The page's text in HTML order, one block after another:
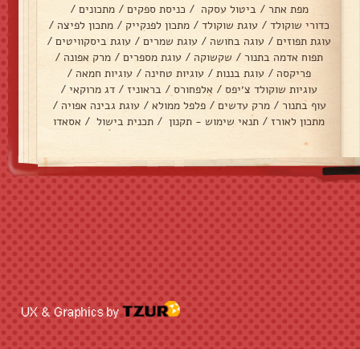
מפת אתר / ביטול עסקה / כניסת ספקים / מתכונים /
כדורי שוקולד / עוגת שוקולד / מתכון לפנקייק / מתכון לפיצה /
עוגת תפוזים / עוגה בחושה / עוגת שמרים / עוגת ביסקוויטים/
תפוח אדמה בתנור / שקשוקה / עוגת מספרים / מרק אפונה /
פריקסה / עוגת בננות / עוגיות טחינה / עוגיות חמאה /
עוגיות שוקולד צ׳יפס / אלפחורס / בראוניז / דג מרוקאי /
עוף בתנור / מרק עדשים / פלפל ממולא / עוגת גבינה אפויה /
מתכון לאורז / תנאי שימוש - תקנון / תכנית בישול / אסאדו